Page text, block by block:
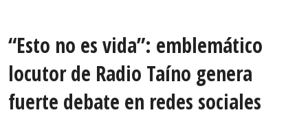
“Esto no es vida”: emblemático
locutor de Radio Taíno genera
fuerte debate en redes sociales